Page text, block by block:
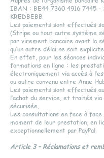
IBAN : BE44 7360 4916 7445 -
KREDBEBB.
Les paiements sont effectués
(Stripe ou tout autre système
par virement bancaire avant la
qu’un autre délai ne soit
En effet, pour les séances
formations en ligne : les
électroniquement via accès à
ou autre convenu entre Anne
Les paiements sont effectués
l’achat du service, et traités
sécurisée.
Les consultations en face à
moment de leur prestation, en
exceptionnellement par PayPal.
Article 3 – Réclamations et